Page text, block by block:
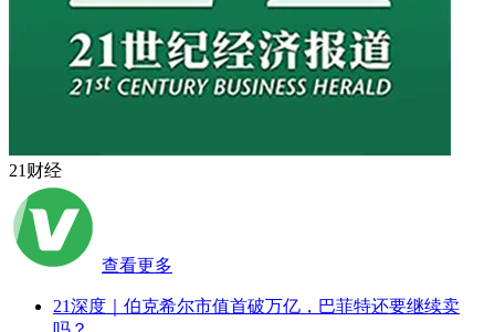
21财经
查看更多
21深度｜伯克希尔市值首破万亿，巴菲特还要继续卖